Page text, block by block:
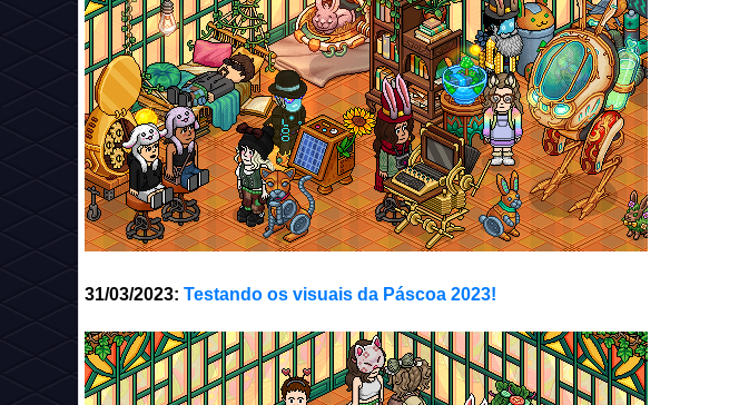
31/03/2023: Testando os visuais da Páscoa 2023!